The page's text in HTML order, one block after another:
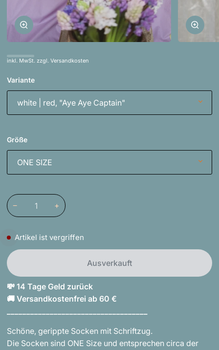
Zoomen
inkl. MwSt. zzgl. Versandkosten
Variante
white | red, "Aye Aye Captain"
Größe
ONE SIZE
− +
Artikel ist vergriffen
Ausverkauft
💸 14 Tage Geld zurück
🚚 Versandkostenfrei ab 60 €
Schöne, gerippte Socken mit Schriftzug.
Die Socken sind ONE Size und entsprechen circa der